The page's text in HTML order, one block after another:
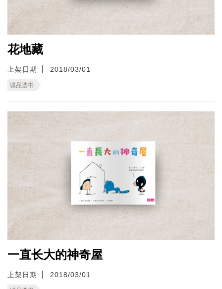
花地藏
上架日期 2018/03/01
诚品选书
一直长大的神奇屋
上架日期 2018/03/01